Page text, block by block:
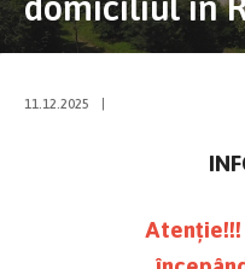
11.12.2025
Atenţie!!! În